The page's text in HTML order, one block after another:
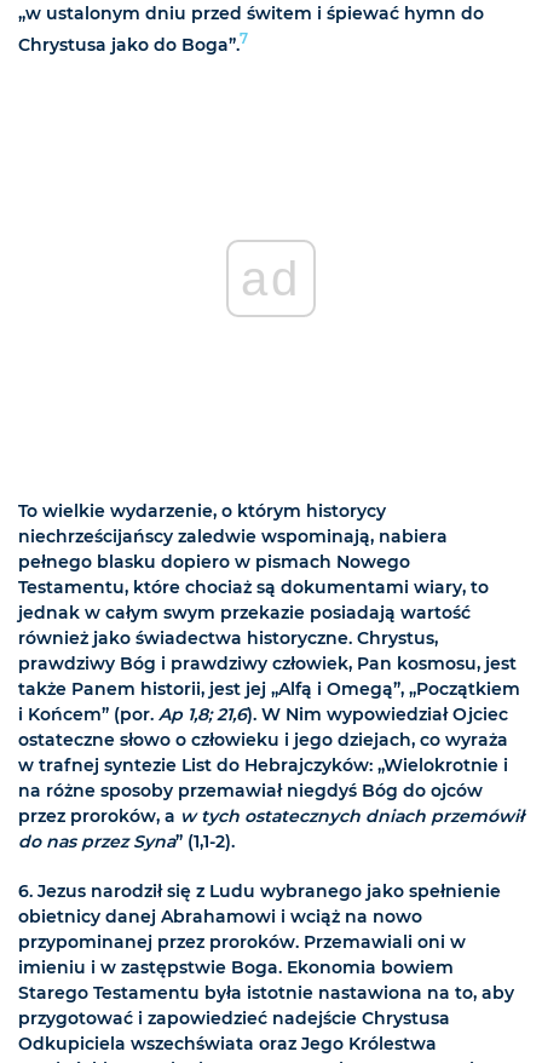
„w ustalonym dniu przed świtem i śpiewać hymn do
Chrystusa jako do Boga”.7
ad
To wielkie wydarzenie, o którym historycy
niechrześcijańscy zaledwie wspominają, nabiera
pełnego blasku dopiero w pismach Nowego
Testamentu, które chociaż są dokumentami wiary, to
jednak w całym swym przekazie posiadają wartość
również jako świadectwa historyczne. Chrystus,
prawdziwy Bóg i prawdziwy człowiek, Pan kosmosu, jest
także Panem historii, jest jej „Alfą i Omegą”, „Początkiem
i Końcem” (por. Ap 1,8; 21,6). W Nim wypowiedział Ojciec
ostateczne słowo o człowieku i jego dziejach, co wyraża
w trafnej syntezie List do Hebrajczyków: „Wielokrotnie i
na różne sposoby przemawiał niegdyś Bóg do ojców
przez proroków, a w tych ostatecznych dniach przemówił
do nas przez Syna” (1,1-2).
6. Jezus narodził się z Ludu wybranego jako spełnienie
obietnicy danej Abrahamowi i wciąż na nowo
przypominanej przez proroków. Przemawiali oni w
imieniu i w zastępstwie Boga. Ekonomia bowiem
Starego Testamentu była istotnie nastawiona na to, aby
przygotować i zapowiedzieć nadejście Chrystusa
Odkupiciela wszechświata oraz Jego Królestwa